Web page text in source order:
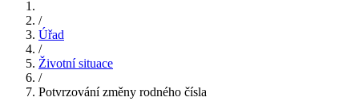
/
Úřad
/
Životní situace
/
Potvrzování změny rodného čísla